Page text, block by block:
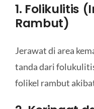
1. Folikulitis
Rambut)
Jerawat di area
tanda dari
folikel rambut